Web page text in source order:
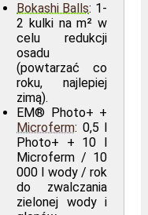
Bokashi Balls: 1-
2 kulki na m² w
celu redukcji
osadu
(powtarzać co
roku, najlepiej
zimą).
EM® Photo+ +
Microferm: 0,5 l
Photo+ + 10 l
Microferm / 10
000 l wody / rok
do zwalczania
zielonej wody i